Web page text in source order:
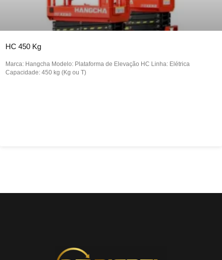
HC 450 Kg
Marca: Hangcha Modelo: Plataforma de Elevação HC Linha: Elétrica
Capacidade: 450 kg (Kg ou T)